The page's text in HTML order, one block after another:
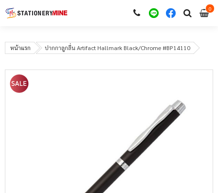
00
หน้าแรก ปากกาลูกลื่น Artifact Hallmark Black/Chrome #BP14110